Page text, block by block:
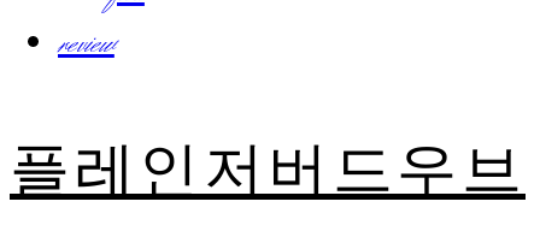
review
플레인저버드우브